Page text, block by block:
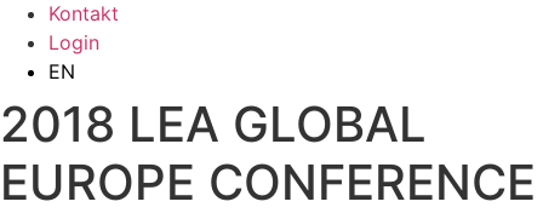
Kontakt
Login
EN
2018 LEA GLOBAL
EUROPE CONFERENCE